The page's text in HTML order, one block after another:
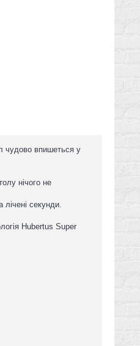
чудово впишеться у
нічого не
секунди.
Hubertus Super